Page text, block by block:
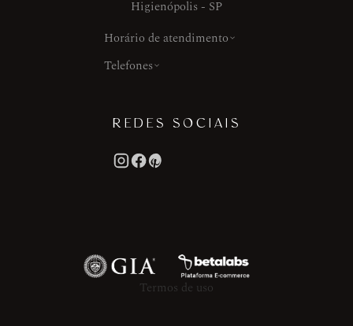
Higienópolis - SP
Horário de atendimento
Telefones
REDES SOCIAIS
Termos de uso